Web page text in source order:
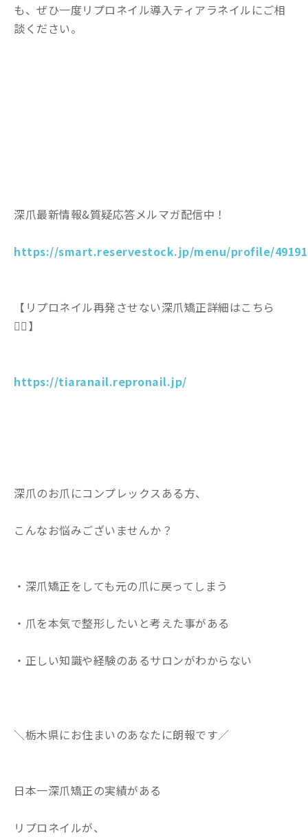
も、ぜひ一度リプロネイル導入ティアラネイルにご相
談ください。
深爪最新情報&質疑応答メルマガ配信中！
https://smart.reservestock.jp/menu/profile/49191
【リプロネイル再発させない深爪矯正詳細はこちら
💁‍♀️】
https://tiaranail.repronail.jp/
深爪のお爪にコンプレックスある方、
こんなお悩みございませんか？
・深爪矯正をしても元の爪に戻ってしまう
・爪を本気で整形したいと考えた事がある
・正しい知識や経験のあるサロンがわからない
＼栃木県にお住まいのあなたに朗報です／
日本一深爪矯正の実績がある
リプロネイルが、